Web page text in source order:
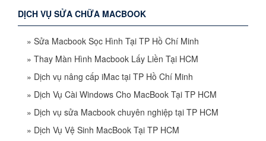
DỊCH VỤ SỬA CHỮA MACBOOK
» Sửa Macbook Sọc Hình Tại TP Hồ Chí Minh
» Thay Màn Hình Macbook Lấy Liền Tại HCM
» Dịch vụ nâng cấp iMac tại TP Hồ Chí Minh
» Dịch Vụ Cài Windows Cho MacBook Tại TP HCM
» Dịch vụ sửa Macbook chuyên nghiệp tại TP HCM
» Dịch Vụ Vệ Sinh MacBook Tại TP HCM